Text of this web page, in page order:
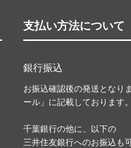
支払い方法について
銀行振込
お振込確認後の発送となり
ール」に記載しております
千葉銀行の他に、以下の
三井住友銀行へのお振込も